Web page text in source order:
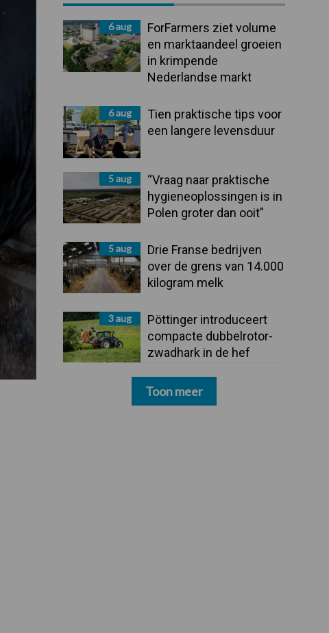
Sidebar6 aug
ForFarmers ziet volume
en marktaandeel groeien
in krimpende
Nederlandse markt
6 aug
Tien praktische tips voor
een langere levensduur
5 aug
“Vraag naar praktische
hygieneoplossingen is in
Polen groter dan ooit”
5 aug
Drie Franse bedrijven
over de grens van 14.000
kilogram melk
3 aug
Pöttinger introduceert
compacte dubbelrotor-
zwadhark in de hef
Toon meer